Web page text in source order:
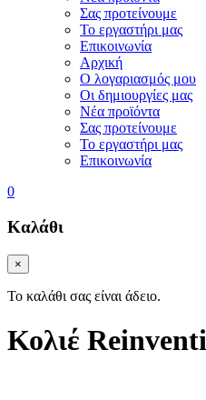
Σας προτείνουμε
Το εργαστήρι μας
Επικοινωνία
Αρχική
Ο λογαριασμός μου
Οι δημιουργίες μας
Νέα προϊόντα
Σας προτείνουμε
Το εργαστήρι μας
Επικοινωνία
0
Καλάθι
×
Το καλάθι σας είναι άδειο.
Κολιέ